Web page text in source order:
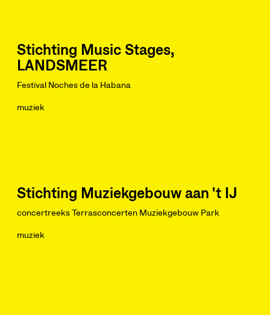
Stichting Music Stages,
LANDSMEER
Festival Noches de la Habana
muziek
Stichting Muziekgebouw aan 't IJ
concertreeks Terrasconcerten Muziekgebouw Park
muziek